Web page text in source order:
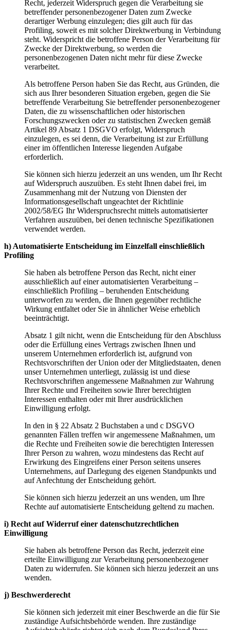
Recht, jederzeit Widerspruch gegen die Verarbeitung sie
betreffender personenbezogener Daten zum Zwecke
derartiger Werbung einzulegen; dies gilt auch für das
Profiling, soweit es mit solcher Direktwerbung in Verbindung
steht. Widerspricht die betroffene Person der Verarbeitung für
Zwecke der Direktwerbung, so werden die
personenbezogenen Daten nicht mehr für diese Zwecke
verarbeitet.
Als betroffene Person haben Sie das Recht, aus Gründen, die
sich aus Ihrer besonderen Situation ergeben, gegen die Sie
betreffende Verarbeitung Sie betreffender personenbezogener
Daten, die zu wissenschaftlichen oder historischen
Forschungszwecken oder zu statistischen Zwecken gemäß
Artikel 89 Absatz 1 DSGVO erfolgt, Widerspruch
einzulegen, es sei denn, die Verarbeitung ist zur Erfüllung
einer im öffentlichen Interesse liegenden Aufgabe
erforderlich.
Sie können sich hierzu jederzeit an uns wenden, um Ihr Recht
auf Widerspruch auszuüben. Es steht Ihnen dabei frei, im
Zusammenhang mit der Nutzung von Diensten der
Informationsgesellschaft ungeachtet der Richtlinie
2002/58/EG Ihr Widerspruchsrecht mittels automatisierter
Verfahren auszuüben, bei denen technische Spezifikationen
verwendet werden.
h) Automatisierte Entscheidung im Einzelfall einschließlich
Profiling
Sie haben als betroffene Person das Recht, nicht einer
ausschließlich auf einer automatisierten Verarbeitung –
einschließlich Profiling – beruhenden Entscheidung
unterworfen zu werden, die Ihnen gegenüber rechtliche
Wirkung entfaltet oder Sie in ähnlicher Weise erheblich
beeinträchtigt.
Absatz 1 gilt nicht, wenn die Entscheidung für den Abschluss
oder die Erfüllung eines Vertrags zwischen Ihnen und
unserem Unternehmen erforderlich ist, aufgrund von
Rechtsvorschriften der Union oder der Mitgliedstaaten, denen
unser Unternehmen unterliegt, zulässig ist und diese
Rechtsvorschriften angemessene Maßnahmen zur Wahrung
Ihrer Rechte und Freiheiten sowie Ihrer berechtigten
Interessen enthalten oder mit Ihrer ausdrücklichen
Einwilligung erfolgt.
In den in § 22 Absatz 2 Buchstaben a und c DSGVO
genannten Fällen treffen wir angemessene Maßnahmen, um
die Rechte und Freiheiten sowie die berechtigten Interessen
Ihrer Person zu wahren, wozu mindestens das Recht auf
Erwirkung des Eingreifens einer Person seitens unseres
Unternehmens, auf Darlegung des eigenen Standpunkts und
auf Anfechtung der Entscheidung gehört.
Sie können sich hierzu jederzeit an uns wenden, um Ihre
Rechte auf automatisierte Entscheidung geltend zu machen.
i) Recht auf Widerruf einer datenschutzrechtlichen
Einwilligung
Sie haben als betroffene Person das Recht, jederzeit eine
erteilte Einwilligung zur Verarbeitung personenbezogener
Daten zu widerrufen. Sie können sich hierzu jederzeit an uns
wenden.
j) Beschwerderecht
Sie können sich jederzeit mit einer Beschwerde an die für Sie
zuständige Aufsichtsbehörde wenden. Ihre zuständige